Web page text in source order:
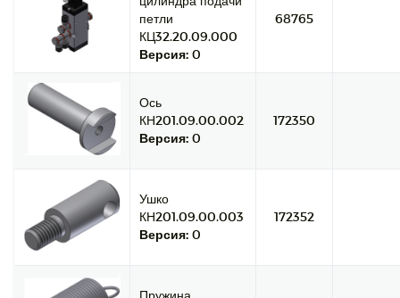
петли
КЦ32.20.09.000
Версия: 0
68765
Ось
КН201.09.00.002
Версия: 0
172350
Ушко
КН201.09.00.003
Версия: 0
172352
Пружина